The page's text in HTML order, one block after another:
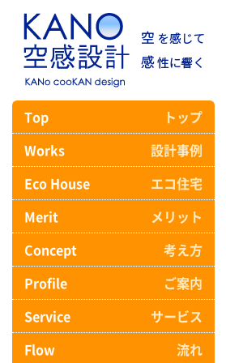
Top
トップ
Works
設計事例
Eco House
エコ住宅
Merit
メリット
Concept
考え方
Profile
ご案内
Service
サービス
Flow
流れ